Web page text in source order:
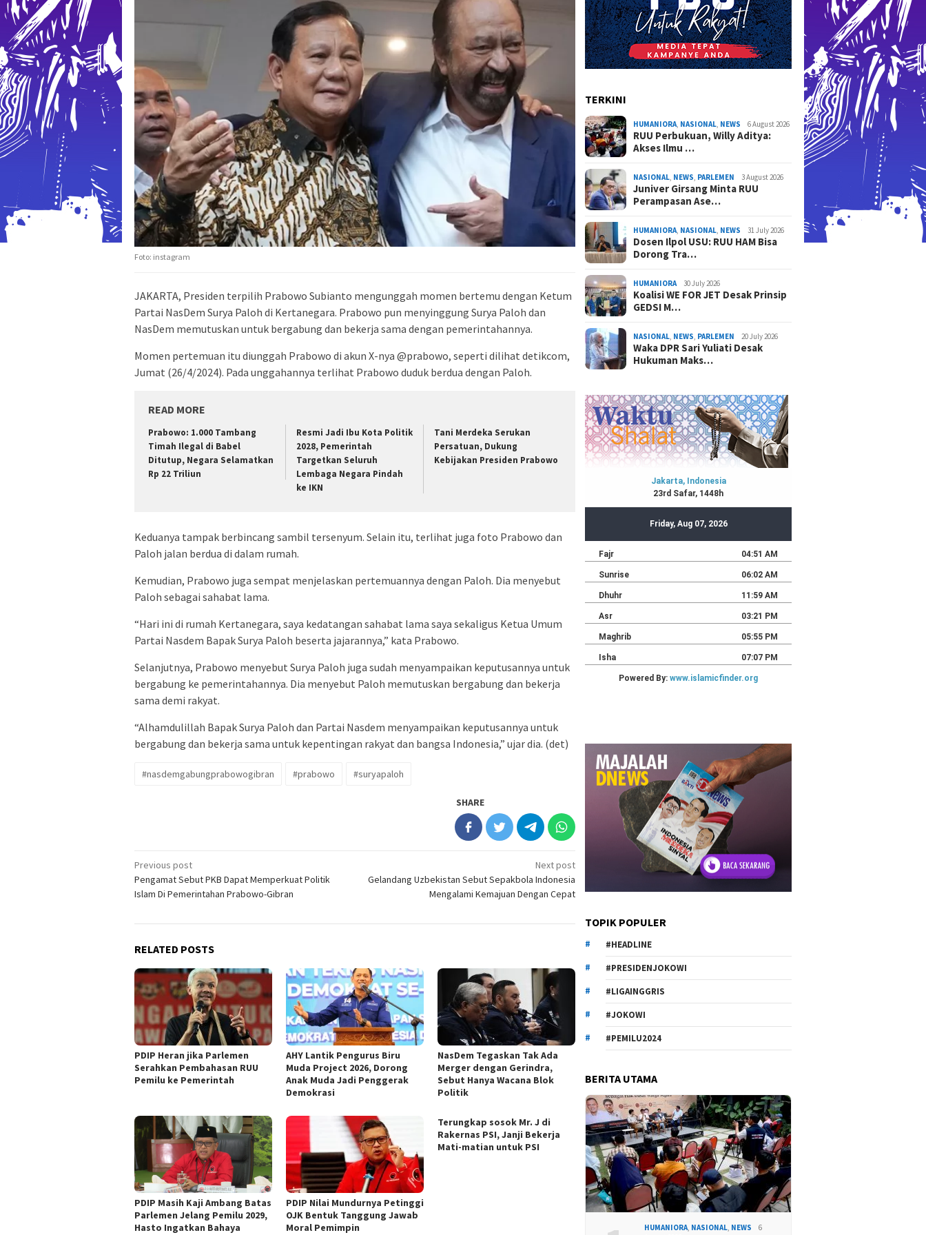
Foto: instagram
JAKARTA, Presiden terpilih Prabowo Subianto mengunggah momen bertemu dengan Ketum
Partai NasDem Surya Paloh di Kertanegara. Prabowo pun menyinggung Surya Paloh dan
NasDem memutuskan untuk bergabung dan bekerja sama dengan pemerintahannya.
Momen pertemuan itu diunggah Prabowo di akun X-nya @prabowo, seperti dilihat detikcom,
Jumat (26/4/2024). Pada unggahannya terlihat Prabowo duduk berdua dengan Paloh.
READ MORE
Prabowo: 1.000 Tambang
Timah Ilegal di Babel
Ditutup, Negara Selamatkan
Rp 22 Triliun
Resmi Jadi Ibu Kota Politik
2028, Pemerintah
Targetkan Seluruh
Lembaga Negara Pindah
ke IKN
Tani Merdeka Serukan
Persatuan, Dukung
Kebijakan Presiden Prabowo
Keduanya tampak berbincang sambil tersenyum. Selain itu, terlihat juga foto Prabowo dan
Paloh jalan berdua di dalam rumah.
Kemudian, Prabowo juga sempat menjelaskan pertemuannya dengan Paloh. Dia menyebut
Paloh sebagai sahabat lama.
“Hari ini di rumah Kertanegara, saya kedatangan sahabat lama saya sekaligus Ketua Umum
Partai Nasdem Bapak Surya Paloh beserta jajarannya,” kata Prabowo.
Selanjutnya, Prabowo menyebut Surya Paloh juga sudah menyampaikan keputusannya untuk
bergabung ke pemerintahannya. Dia menyebut Paloh memutuskan bergabung dan bekerja
sama demi rakyat.
“Alhamdulillah Bapak Surya Paloh dan Partai Nasdem menyampaikan keputusannya untuk
bergabung dan bekerja sama untuk kepentingan rakyat dan bangsa Indonesia,” ujar dia. (det)
#nasdemgabungprabowogibran #prabowo #suryapaloh
SHARE
Post
navigation
Previous post
Pengamat Sebut PKB Dapat Memperkuat Politik
Islam Di Pemerintahan Prabowo-Gibran
Next post
Gelandang Uzbekistan Sebut Sepakbola Indonesia
Mengalami Kemajuan Dengan Cepat
RELATED POSTS
PDIP Heran jika Parlemen
Serahkan Pembahasan RUU
Pemilu ke Pemerintah
AHY Lantik Pengurus Biru
Muda Project 2026, Dorong
Anak Muda Jadi Penggerak
Demokrasi
NasDem Tegaskan Tak Ada
Merger dengan Gerindra,
Sebut Hanya Wacana Blok
Politik
PDIP Masih Kaji Ambang Batas
Parlemen Jelang Pemilu 2029,
Hasto Ingatkan Bahaya
PDIP Nilai Mundurnya Petinggi
OJK Bentuk Tanggung Jawab
Moral Pemimpin
Terungkap sosok Mr. J di
Rakernas PSI, Janji Bekerja
Mati-matian untuk PSI
TERKINI
HUMANIORA NASIONAL NEWS 6 August 2026
RUU Perbukuan, Willy Aditya:
Akses Ilmu …
NASIONAL NEWS PARLEMEN 3 August 2026
Juniver Girsang Minta RUU
Perampasan Ase…
HUMANIORA NASIONAL NEWS 31 July 2026
Dosen Ilpol USU: RUU HAM Bisa
Dorong Tra…
HUMANIORA 30 July 2026
Koalisi WE FOR JET Desak Prinsip
GEDSI M…
NASIONAL NEWS PARLEMEN 20 July 2026
Waka DPR Sari Yuliati Desak
Hukuman Maks…
TOPIK POPULER
#HEADLINE
#PRESIDENJOKOWI
#LIGAINGGRIS
#JOKOWI
#PEMILU2024
BERITA UTAMA
HUMANIORA, NASIONAL, NEWS
6